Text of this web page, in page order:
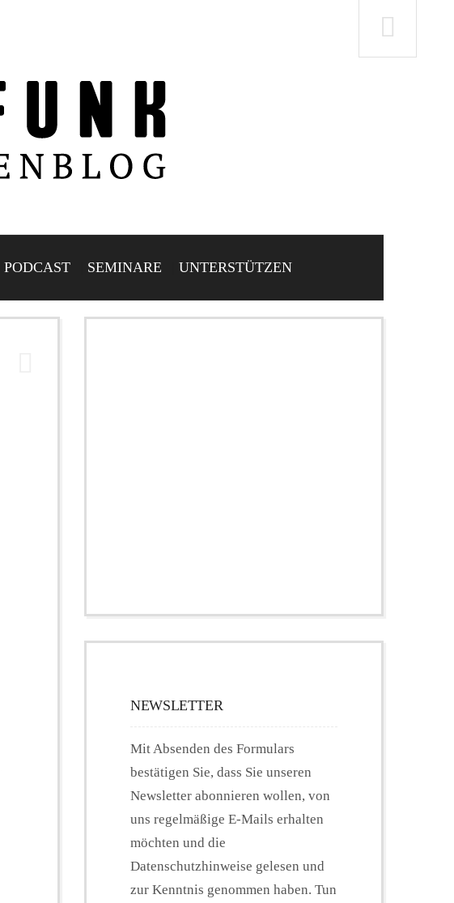
PODCAST SEMINARE UNTERSTÜTZEN
NEWSLETTER
Mit Absenden des Formulars
bestätigen Sie, dass Sie unseren
Newsletter abonnieren wollen, von
uns regelmäßige E-Mails erhalten
möchten und die
Datenschutzhinweise gelesen und
zur Kenntnis genommen haben. Tun